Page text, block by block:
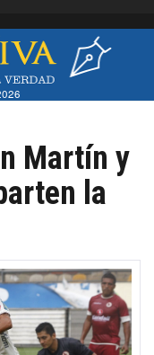
Martín y
la